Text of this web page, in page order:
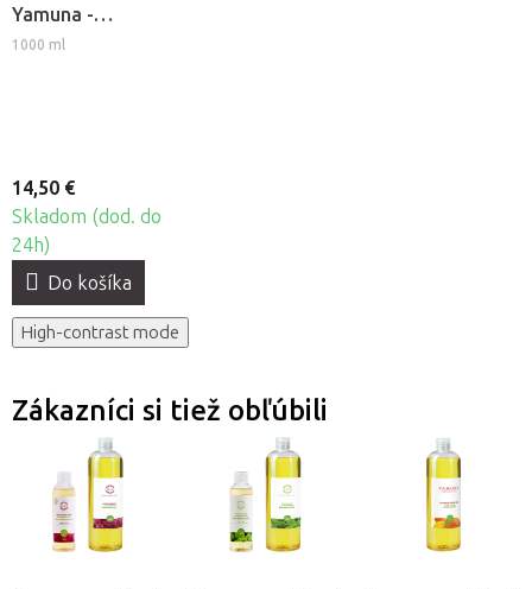
Yamuna -
Univerzálny
1000 ml
14,50 €
Skladom (dod. do
24h)
Do košíka
High-contrast mode
Zákazníci si tiež obľúbili